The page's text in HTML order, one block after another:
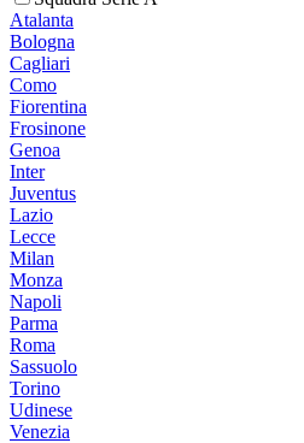
Atalanta
Bologna
Cagliari
Como
Fiorentina
Frosinone
Genoa
Inter
Juventus
Lazio
Lecce
Milan
Monza
Napoli
Parma
Roma
Sassuolo
Torino
Udinese
Venezia